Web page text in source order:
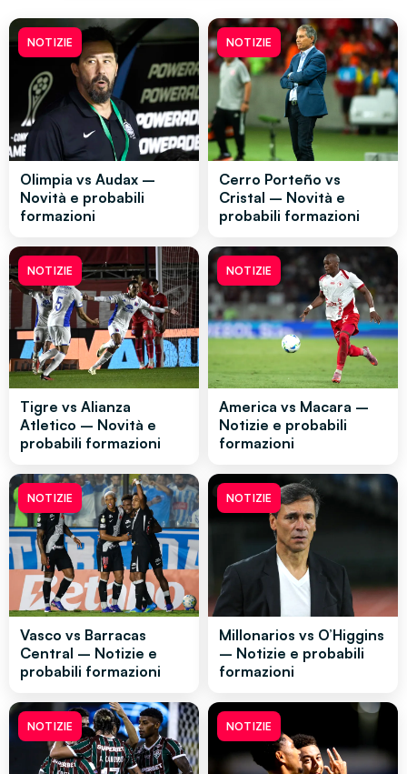
NOTIZIE
Olimpia vs Audax –
Novità e probabili
formazioni
NOTIZIE
Cerro Porteño vs
Cristal – Novità e
probabili formazioni
NOTIZIE
Tigre vs Alianza
Atletico – Novità e
probabili formazioni
NOTIZIE
America vs Macara –
Notizie e probabili
formazioni
NOTIZIE
Vasco vs Barracas
Central – Notizie e
probabili formazioni
NOTIZIE
Millonarios vs O’Higgins
– Notizie e probabili
formazioni
NOTIZIE NOTIZIE